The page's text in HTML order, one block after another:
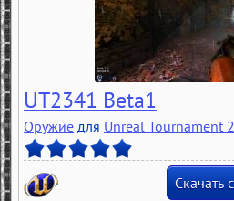
UT2341 Beta1
Оружие для Unreal Tournament
Скачать